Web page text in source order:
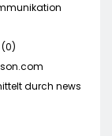
durch news